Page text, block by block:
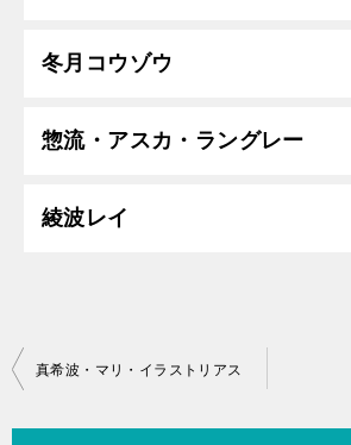
冬月コウゾウ
惣流・アスカ・ラングレー
綾波レイ
投
真希波・マリ・イラストリアス